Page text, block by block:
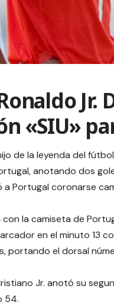
Jr.
«SIU»
de la leyenda del
anotando dos
Portugal coronarse
la camiseta de
en el minuto 13
portando el dorsal
Jr. anotó su
54.